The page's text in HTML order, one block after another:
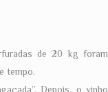
de 20 kg foram
tempo.
Depois, o vinho